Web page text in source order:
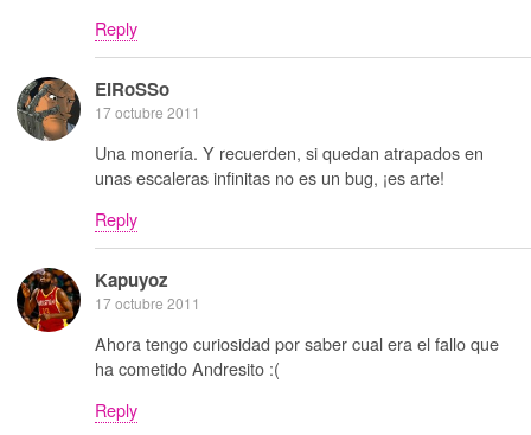
Reply
ElRoSSo
17 octubre 2011
Una monería. Y recuerden, si quedan atrapados en
unas escaleras infinitas no es un bug, ¡es arte!
Reply
Kapuyoz
17 octubre 2011
Ahora tengo curiosidad por saber cual era el fallo que
ha cometido Andresito :(
Reply